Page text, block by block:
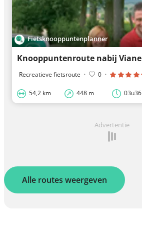
Fietsknooppuntenplanner
Knooppuntenroute nabij Viane
Recreatieve fietsroute · 0 ·
54,2 km 448 m 03u36
Advertentie
Alle routes weergeven